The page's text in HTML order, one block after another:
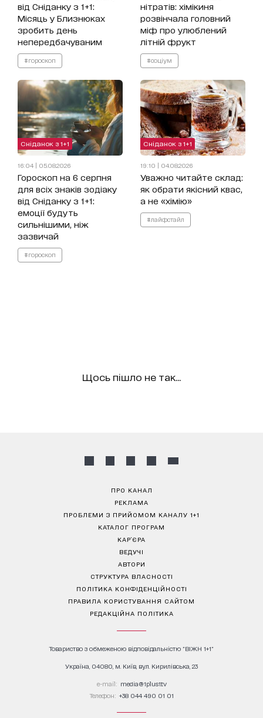
від Сніданку з 1+1:
Місяць у Близнюках
зробить день
непередбачуваним
#гороскоп
нітратів: хімікиня
розвінчала головний
міф про улюблений
літній фрукт
#соціум
Сніданок з 1+1
16:04 | 05.08.2026
Гороскоп на 6 серпня
для всіх знаків зодіаку
від Сніданку з 1+1:
емоції будуть
сильнішими, ніж
зазвичай
#гороскоп
Сніданок з 1+1
19:10 | 04.08.2026
Уважно читайте склад:
як обрати якісний квас,
а не «хімію»
#лайфстайл
Щось пішло не так...
ПРО КАНАЛ
РЕКЛАМА
ПРОБЛЕМИ З ПРИЙОМОМ КАНАЛУ 1+1
КАТАЛОГ ПРОГРАМ
КАР’ЄРА
ВЕДУЧІ
АВТОРИ
СТРУКТУРА ВЛАСНОСТІ
ПОЛІТИКА КОНФІДЕНЦІЙНОСТІ
ПРАВИЛА КОРИСТУВАННЯ САЙТОМ
РЕДАКЦІЙНА ПОЛІТИКА
Товариство з обмеженою відповідальністю "ВІЖН 1+1"
Україна, 04080, м. Київ, вул. Кирилівська, 23
е-mail: media@1plus1.tv
Телефон: +38 044 490 01 01